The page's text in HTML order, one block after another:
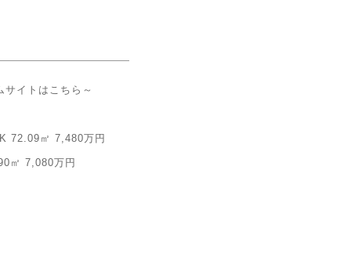
イトはこちら～
72.09㎡ 7,480万円
㎡ 7,080万円